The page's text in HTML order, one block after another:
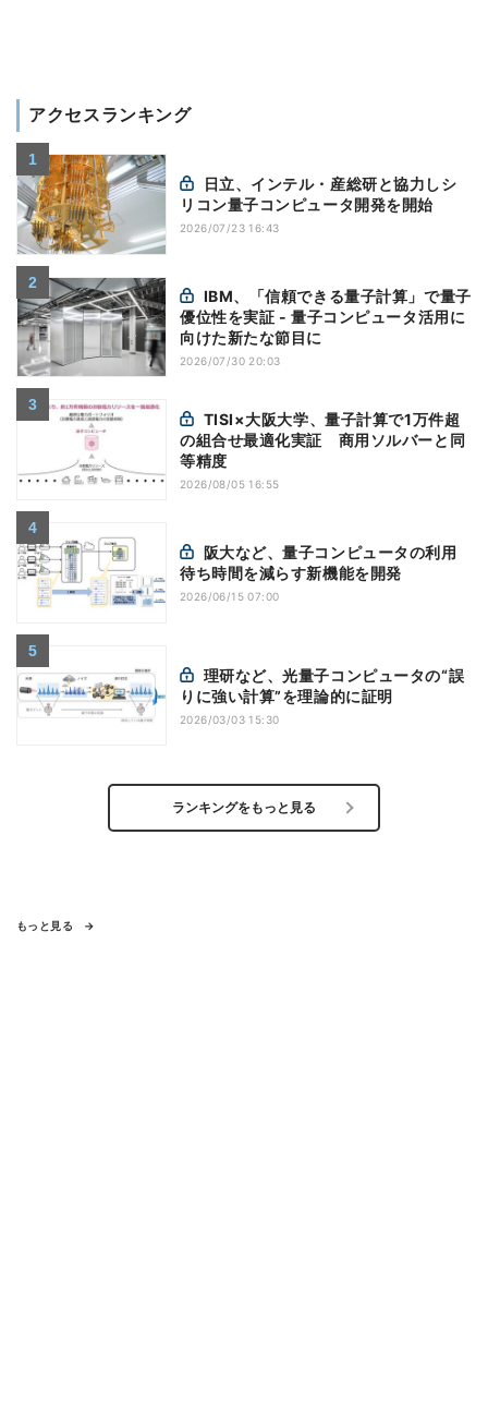
アクセスランキング
リコン量子コンピュータ開発を開始
2026/07/23 16:43
優位性を実証 - 量子コンピュータ活用に
向けた新たな節目に
2026/07/30 20:03
の組合せ最適化実証 商用ソルバーと同
等精度
2026/08/05 16:55
待ち時間を減らす新機能を開発
2026/06/15 07:00
りに強い計算”を理論的に証明
2026/03/03 15:30
ランキングをもっと見る
もっと見る